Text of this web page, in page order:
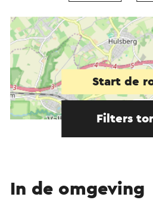
Start de
Filters
In de omgeving